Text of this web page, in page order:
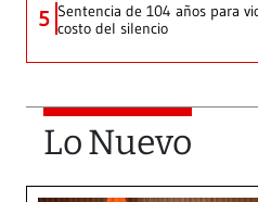
5 Sentencia de 104 años para
costo del silencio
Lo Nuevo